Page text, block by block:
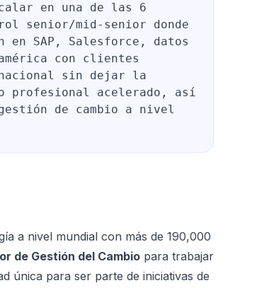
en una de las 6
senior/mid-senior donde
SAP, Salesforce, datos
con clientes
sin dejar la
profesional acelerado, así
de cambio a nivel
a nivel mundial con más de 190,000
de Gestión del Cambio para trabajar
única para ser parte de iniciativas de